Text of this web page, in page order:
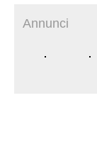
Annunci